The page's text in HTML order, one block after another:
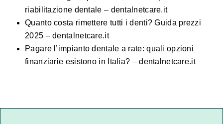
riabilitazione dentale – dentalnetcare.it
Quanto costa rimettere tutti i denti? Guida prezzi
2025 – dentalnetcare.it
Pagare l’impianto dentale a rate: quali opzioni
finanziarie esistono in Italia? – dentalnetcare.it